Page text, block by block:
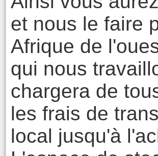
et nous le faire
Afrique de
qui nous
chargera de
les frais de
local jusqu'à